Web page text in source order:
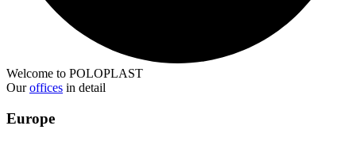
Welcome to POLOPLAST
Ouroffices in detail
Europe